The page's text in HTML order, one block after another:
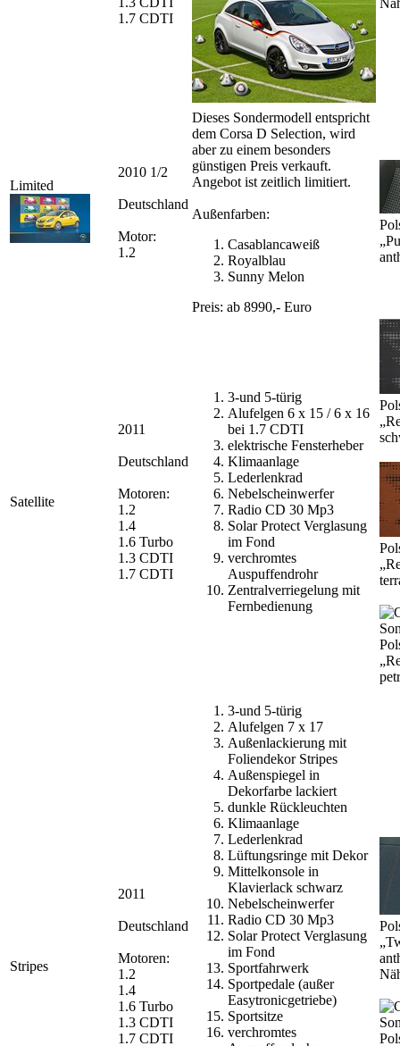
1.7 CDTI
Limited
2010 1/2
Deutschland
Motor:
1.2
Dieses Sondermodell entspricht
dem Corsa D Selection, wird
aber zu einem besonders
günstigen Preis verkauft.
Angebot ist zeitlich limitiert.
Außenfarben:
Casablancaweiß
Royalblau
Sunny Melon
Preis: ab 8990,- Euro
Satellite
2011
Deutschland
Motoren:
1.2
1.4
1.6 Turbo
1.3 CDTI
1.7 CDTI
3-und 5-türig
Alufelgen 6 x 15 / 6 x 16
bei 1.7 CDTI
elektrische Fensterheber
Klimaanlage
Lederlenkrad
Nebelscheinwerfer
Radio CD 30 Mp3
Solar Protect Verglasung
im Fond
verchromtes
Auspuffendrohr
Zentralverriegelung mit
Fernbedienung
Stripes
2011
Deutschland
Motoren:
1.2
1.4
1.6 Turbo
1.3 CDTI
1.7 CDTI
3-und 5-türig
Alufelgen 7 x 17
Außenlackierung mit
Foliendekor Stripes
Außenspiegel in
Dekorfarbe lackiert
dunkle Rückleuchten
Klimaanlage
Lederlenkrad
Lüftungsringe mit Dekor
Mittelkonsole in
Klavierlack schwarz
Nebelscheinwerfer
Radio CD 30 Mp3
Solar Protect Verglasung
im Fond
Sportfahrwerk
Sportpedale (außer
Easytronicgetriebe)
Sportsitze
verchromtes